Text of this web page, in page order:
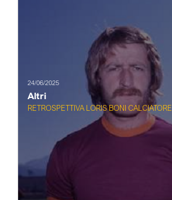
24/06/2025
Altri
RETROSPETTIVA LORIS BONI CALCIATORE